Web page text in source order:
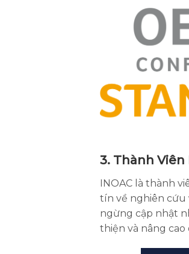
3. Thành Viên
INOAC là thành
tín về nghiên cứu
ngừng cập nhật
thiện và nâng cao